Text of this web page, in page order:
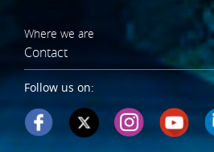
Where we are
Contact
Follow us on: